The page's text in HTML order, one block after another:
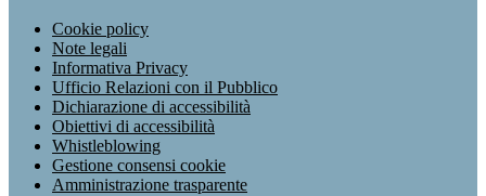
Cookie policy
Note legali
Informativa Privacy
Ufficio Relazioni con il Pubblico
Dichiarazione di accessibilità
Obiettivi di accessibilità
Whistleblowing
Gestione consensi cookie
Amministrazione trasparente